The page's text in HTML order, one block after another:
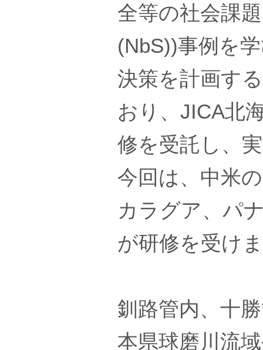
全等の社会課
(NbS))事例を
決策を計画す
おり、JICA北
修を受託し、
今回は、中米
カラグア、パ
が研修を受け
釧路管内、十
本県球磨川流